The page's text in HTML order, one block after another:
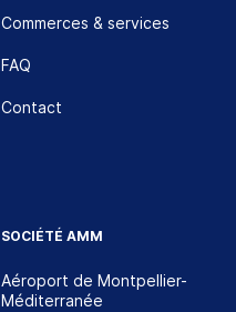
Commerces & services
FAQ
Contact
SOCIÉTÉ AMM
Aéroport de Montpellier-
Méditerranée